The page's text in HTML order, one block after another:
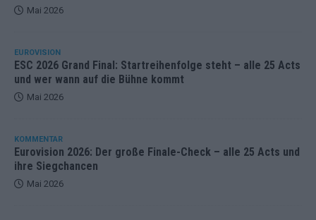
Mai 2026
EUROVISION
ESC 2026 Grand Final: Startreihenfolge steht – alle 25 Acts
und wer wann auf die Bühne kommt
Mai 2026
KOMMENTAR
Eurovision 2026: Der große Finale-Check – alle 25 Acts und
ihre Siegchancen
Mai 2026